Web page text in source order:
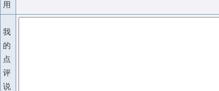
用
我
的
点
评
说